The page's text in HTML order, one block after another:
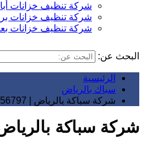
شركة تنظيف خزانات
شركة تنظيف خزانات
شركة تنظيف خزانات
البحث عن:
الرئيسية
سباك بالرياض
شركة سباكة بالرياض | 0550856797
شركة سباكة بالرياض |